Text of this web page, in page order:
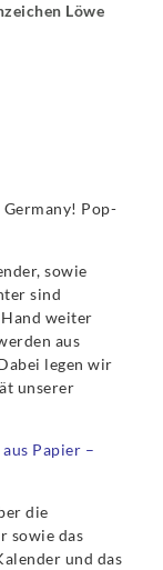
Löwe
Pop-
sowie
sind
weiter
aus
legen wir
unserer
Papier –
die
sowie das
und das